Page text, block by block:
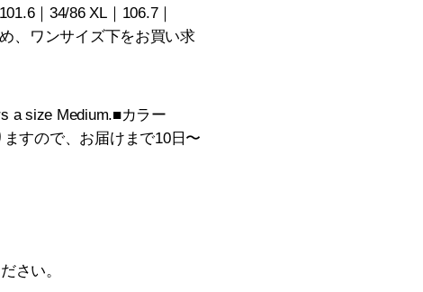
｜34/86 XL｜106.7｜
、ワンサイズ下をお買い求
a size Medium.■カラー
すので、お届けまで10日〜
さい。